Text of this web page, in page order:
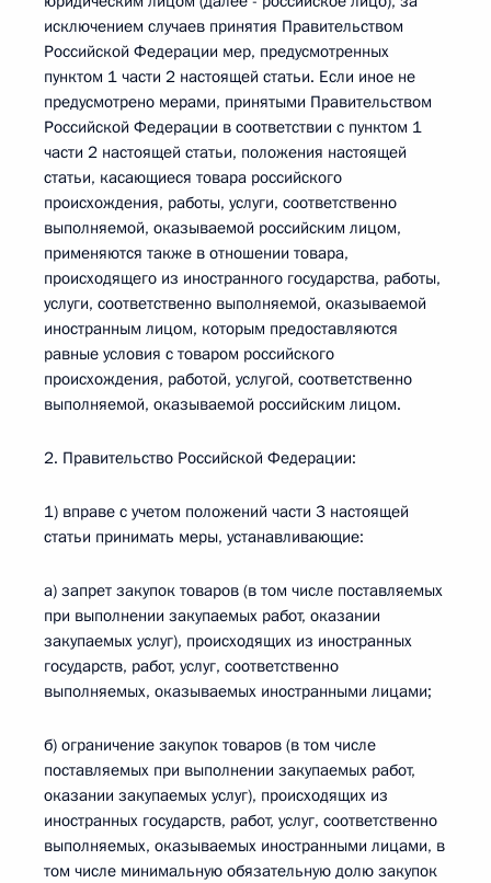
исключением случаев принятия Правительством
Российской Федерации мер, предусмотренных
пунктом 1 части 2 настоящей статьи. Если иное не
предусмотрено мерами, принятыми Правительством
Российской Федерации в соответствии с пунктом 1
части 2 настоящей статьи, положения настоящей
статьи, касающиеся товара российского
происхождения, работы, услуги, соответственно
выполняемой, оказываемой российским лицом,
применяются также в отношении товара,
происходящего из иностранного государства, работы,
услуги, соответственно выполняемой, оказываемой
иностранным лицом, которым предоставляются
равные условия с товаром российского
происхождения, работой, услугой, соответственно
выполняемой, оказываемой российским лицом.
2. Правительство Российской Федерации:
1) вправе с учетом положений части 3 настоящей
статьи принимать меры, устанавливающие:
а) запрет закупок товаров (в том числе поставляемых
при выполнении закупаемых работ, оказании
закупаемых услуг), происходящих из иностранных
государств, работ, услуг, соответственно
выполняемых, оказываемых иностранными лицами;
б) ограничение закупок товаров (в том числе
поставляемых при выполнении закупаемых работ,
оказании закупаемых услуг), происходящих из
иностранных государств, работ, услуг, соответственно
выполняемых, оказываемых иностранными лицами, в
том числе минимальную обязательную долю закупок